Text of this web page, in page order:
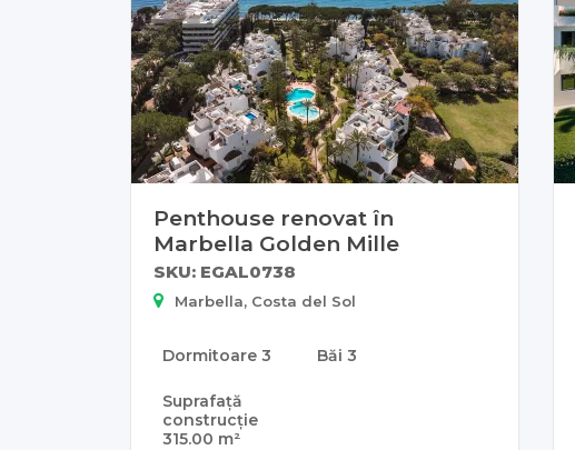
Penthouse renovat în
Marbella Golden Mille
SKU: EGAL0738
Marbella, Costa del Sol
Dormitoare 3 Băi 3
Suprafață
construcție
315.00 m²